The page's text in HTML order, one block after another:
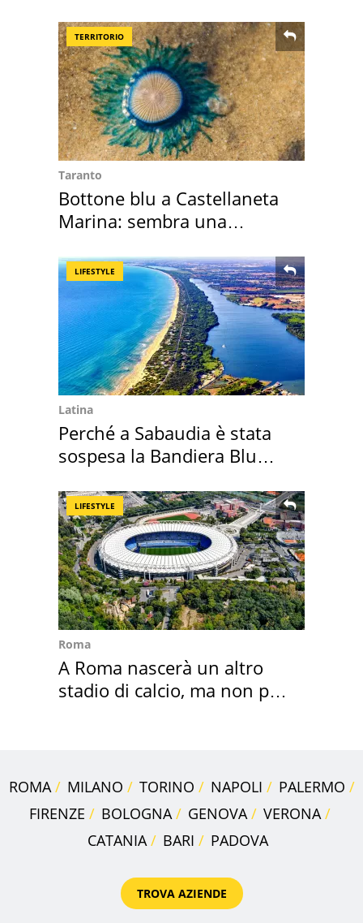
TERRITORIO
Taranto
Bottone blu a Castellaneta
Marina: sembra una
LIFESTYLE
Latina
Perché a Sabaudia è stata
sospesa la Bandiera Blu
LIFESTYLE
Roma
A Roma nascerà un altro
stadio di calcio, ma non per
ROMA MILANO TORINO NAPOLI
PALERMO
FIRENZE
BOLOGNA GENOVA
VERONA
CATANIA
BARI PADOVA
TROVA AZIENDE